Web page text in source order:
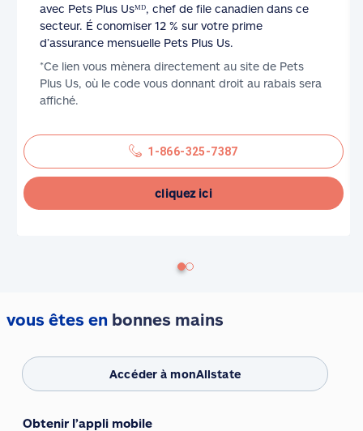
avec Pets Plus Usᴹᴰ, chef de file canadien dans ce
secteur. É conomiser 12 % sur votre prime
d’assurance mensuelle Pets Plus Us.
*Ce lien vous mènera directement au site de Pets
Plus Us, où le code vous donnant droit au rabais sera
affiché.
1-866-325-7387
cliquez ici
vous êtes en bonnes mains
Accéder à monAllstate
Obtenir l’appli mobile